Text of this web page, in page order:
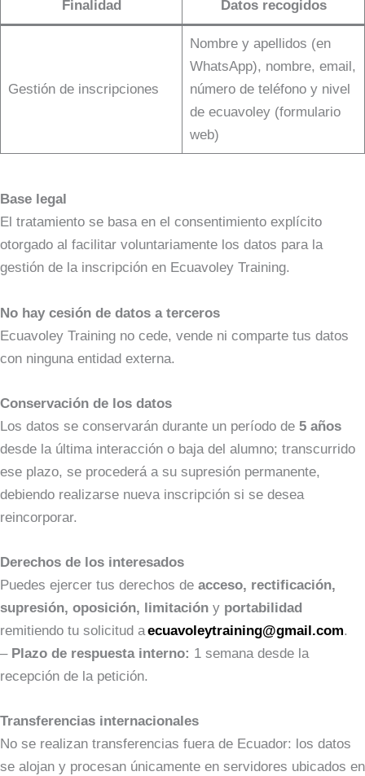
Finalidad Datos recogidos
Gestión de inscripciones
Nombre y apellidos (en
WhatsApp), nombre, email,
número de teléfono y nivel
de ecuavoley (formulario
web)
Base legal
El tratamiento se basa en el consentimiento explícito
otorgado al facilitar voluntariamente los datos para la
gestión de la inscripción en Ecuavoley Training.
No hay cesión de datos a terceros
Ecuavoley Training no cede, vende ni comparte tus datos
con ninguna entidad externa.
Conservación de los datos
Los datos se conservarán durante un período de 5 años
desde la última interacción o baja del alumno; transcurrido
ese plazo, se procederá a su supresión permanente,
debiendo realizarse nueva inscripción si se desea
reincorporar.
Derechos de los interesados
Puedes ejercer tus derechos de acceso, rectificación,
supresión, oposición, limitación y portabilidad
remitiendo tu solicitud aecuavoleytraining@gmail.com.
– Plazo de respuesta interno: 1 semana desde la
recepción de la petición.
Transferencias internacionales
No se realizan transferencias fuera de Ecuador: los datos
se alojan y procesan únicamente en servidores ubicados en